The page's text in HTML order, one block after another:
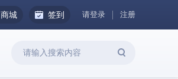
商城 签到 请登录 注册